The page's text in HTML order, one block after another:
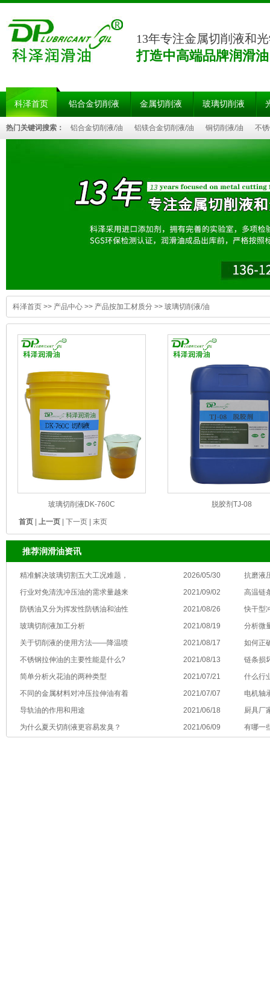
13年专注金属切削液和
打造中高端品牌润滑
科泽首页 铝合金切削液 金属切削液 玻璃切削液
热门关键词搜索： 铝合金切削液/油 铝镁合金切削液/油 铜切削液/油 不
玻璃切削液/油 陶瓷切削液/油 蓝宝石切削液
科泽首页 >> 产品中心 >> 产品按加工材质分 >> 玻璃切削液/油
玻璃切削液DK-760C 脱胶剂TJ-08
首页 上一页 | 下一页 | 末页
推荐润滑油资讯
2026/05/30
精准解决玻璃切割五大工况难题，
抗磨液
2021/09/02
行业对免清洗冲压油的需求量越来
高温链
2021/08/26
防锈油又分为挥发性防锈油和油性
快干型
2021/08/19
玻璃切削液加工分析
分析微
2021/08/17
关于切削液的使用方法——降温喷
如何正
2021/08/13
不锈钢拉伸油的主要性能是什么?
链条损
2021/07/21
简单分析火花油的两种类型
什么行
2021/07/07
不同的金属材料对冲压拉伸油有着
电机轴
2021/06/18
导轨油的作用和用途
厨具厂
2021/06/09
为什么夏天切削液更容易发臭？ 有哪一